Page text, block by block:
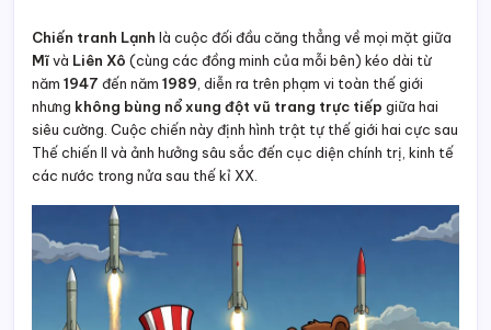
Chiến tranh Lạnh là cuộc đối đầu căng thẳng về mọi mặt giữa
Mĩvà Liên Xô (cùng các đồng minh của mỗi bên) kéo dài từ
năm 1947 đến năm 1989, diễn ra trên phạm vi toàn thế giới
nhưng không bùng nổ xung đột vũ trang trực tiếp giữa hai
siêu cường. Cuộc chiến này định hình trật tự thế giới hai cực sau
Thế chiến II và ảnh hưởng sâu sắc đến cục diện chính trị, kinh tế
các nước trong nửa sau thế kỉ XX.